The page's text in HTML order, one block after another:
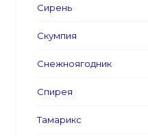
Сирень
Скумпия
Снежноягодник
Спирея
Тамарикс